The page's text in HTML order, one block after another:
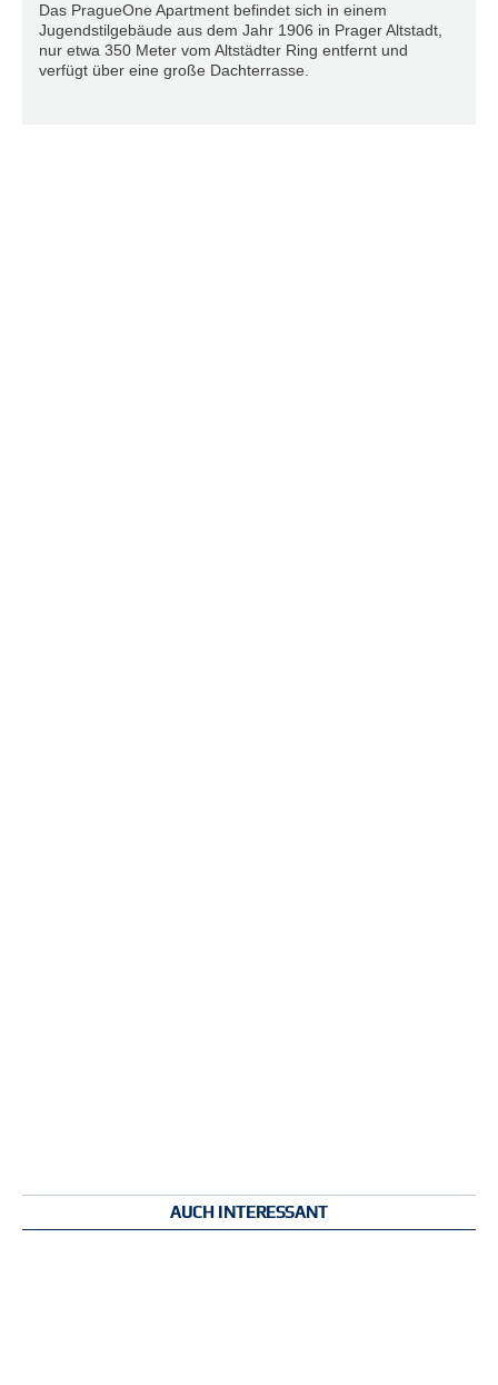
Das PragueOne Apartment befindet sich in einem
Jugendstilgebäude aus dem Jahr 1906 in Prager Altstadt,
nur etwa 350 Meter vom Altstädter Ring entfernt und
verfügt über eine große Dachterrasse.
AUCH INTERESSANT